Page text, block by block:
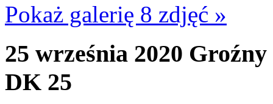
Pokaż galerię 8 zdjęć »
25 września 2020
DK 25